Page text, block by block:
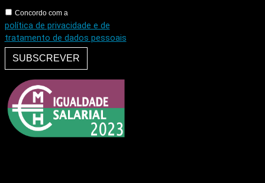
Concordo com a
política de privacidade e de
tratamento de dados pessoais
SUBSCREVER